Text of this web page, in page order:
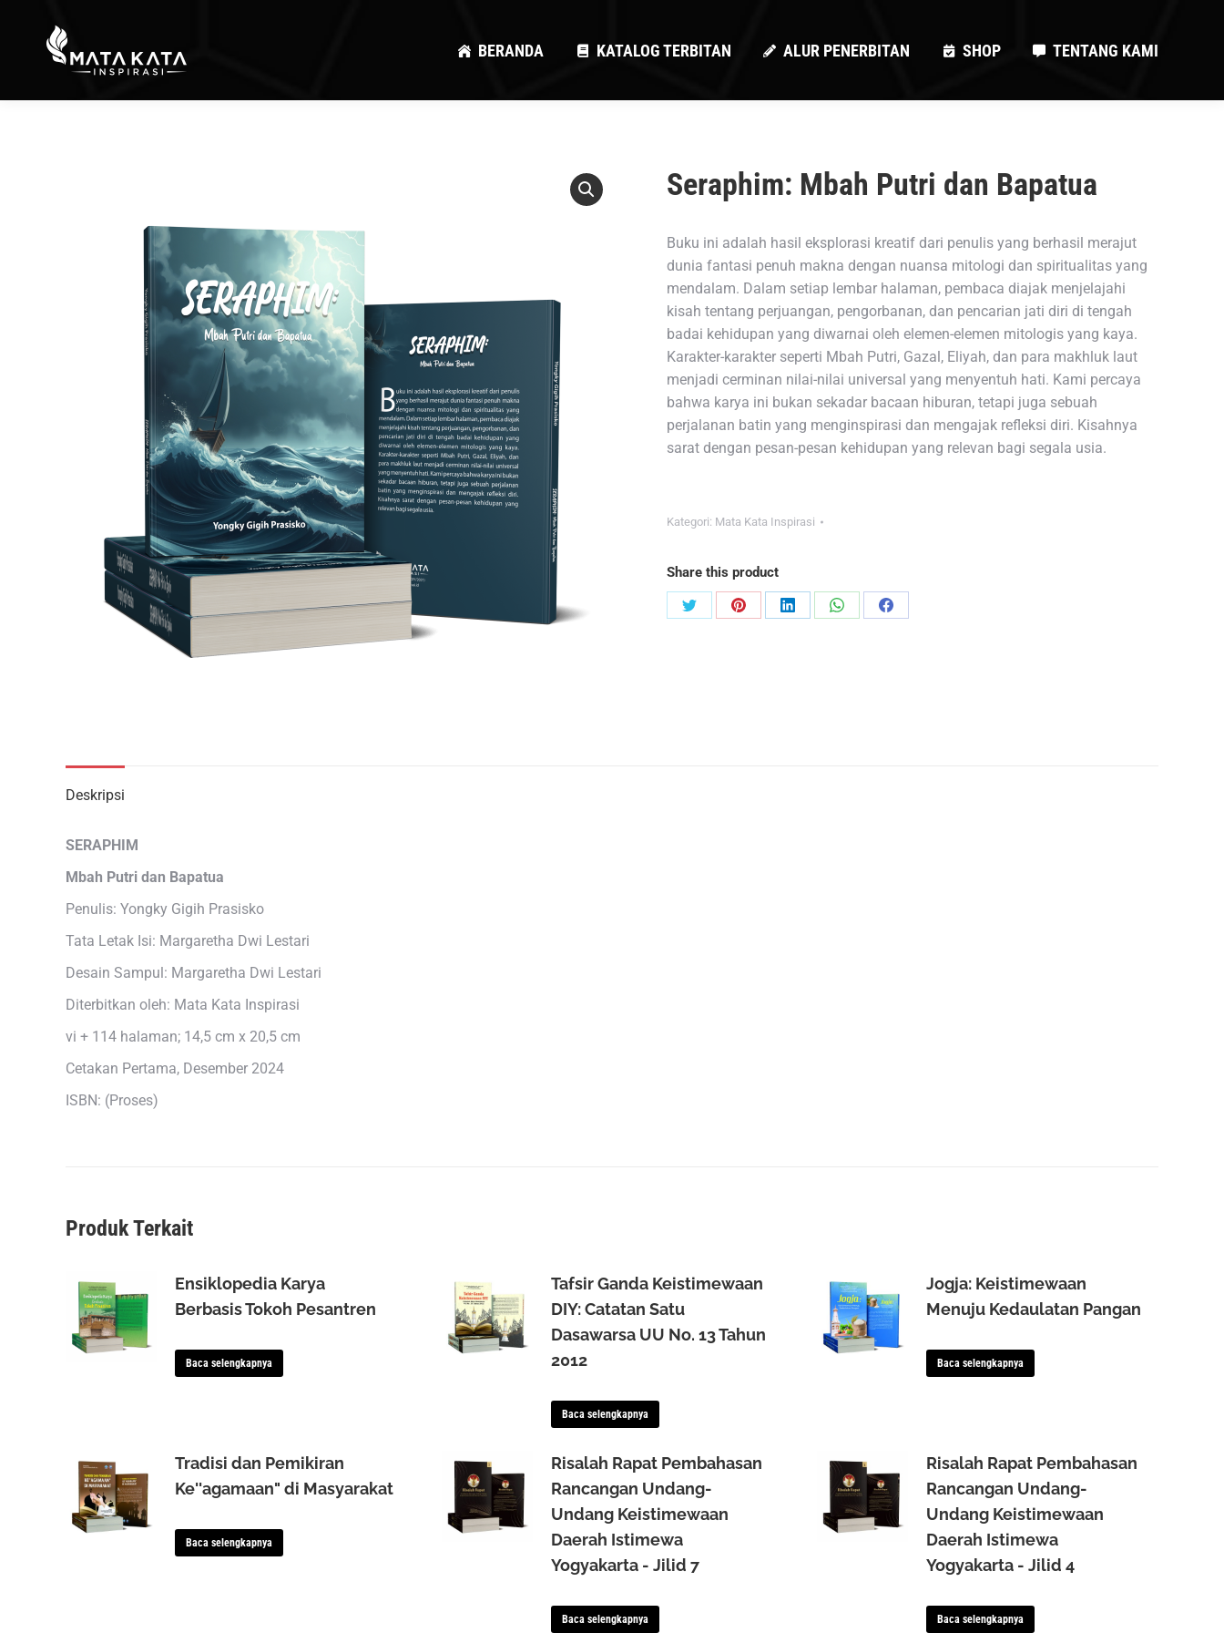
BERANDA KATALOG TERBITAN ALUR PENERBITAN SHOP TENTANG KAMI
Seraphim: Mbah Putri dan Bapatua
Buku ini adalah hasil eksplorasi kreatif dari penulis yang berhasil merajut
dunia fantasi penuh makna dengan nuansa mitologi dan spiritualitas yang
mendalam. Dalam setiap lembar halaman, pembaca diajak menjelajahi
kisah tentang perjuangan, pengorbanan, dan pencarian jati diri di tengah
badai kehidupan yang diwarnai oleh elemen-elemen mitologis yang kaya.
Karakter-karakter seperti Mbah Putri, Gazal, Eliyah, dan para makhluk laut
menjadi cerminan nilai-nilai universal yang menyentuh hati. Kami percaya
bahwa karya ini bukan sekadar bacaan hiburan, tetapi juga sebuah
perjalanan batin yang menginspirasi dan mengajak refleksi diri. Kisahnya
sarat dengan pesan-pesan kehidupan yang relevan bagi segala usia.
Kategori: Mata Kata Inspirasi
Share this product
Share
Share
Share
Share
Share
Deskripsi
SERAPHIM
Mbah Putri dan Bapatua
Penulis: Yongky Gigih Prasisko
Tata Letak Isi: Margaretha Dwi Lestari
Desain Sampul: Margaretha Dwi Lestari
Diterbitkan oleh: Mata Kata Inspirasi
vi + 114 halaman; 14,5 cm x 20,5 cm
Cetakan Pertama, Desember 2024
ISBN: (Proses)
Produk Terkait
Ensiklopedia Karya
Berbasis Tokoh Pesantren
Baca selengkapnya
Tafsir Ganda Keistimewaan
DIY: Catatan Satu
Dasawarsa UU No. 13 Tahun
2012
Baca selengkapnya
Jogja: Keistimewaan
Menuju Kedaulatan Pangan
Baca selengkapnya
Tradisi dan Pemikiran
Ke''agamaan" di Masyarakat
Baca selengkapnya
Risalah Rapat Pembahasan
Rancangan Undang-
Undang Keistimewaan
Daerah Istimewa
Yogyakarta - Jilid 7
Baca selengkapnya
Risalah Rapat Pembahasan
Rancangan Undang-
Undang Keistimewaan
Daerah Istimewa
Yogyakarta - Jilid 4
Baca selengkapnya